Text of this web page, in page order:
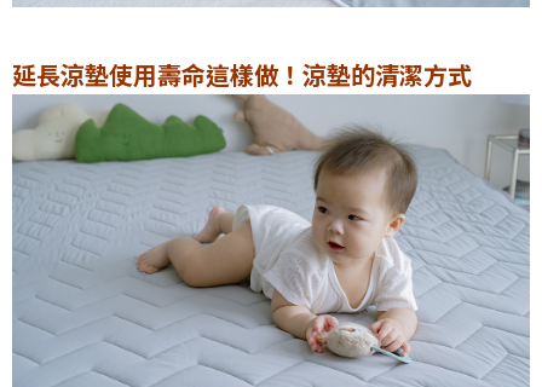
延長涼墊使用壽命這樣做！涼墊的清潔方式